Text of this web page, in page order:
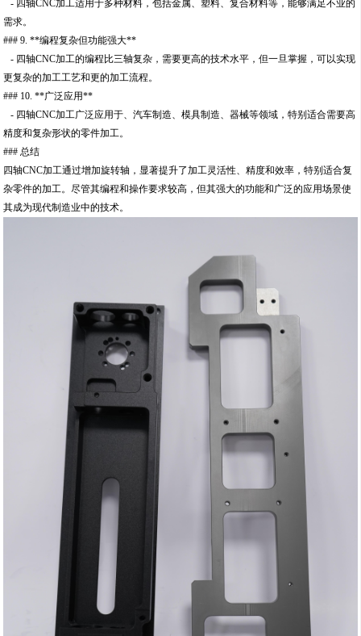
- 四轴CNC加工适用于多种材料，包括金属、塑料、复合材料等，能够满足不业的
需求。
### 9. **编程复杂但功能强大**
- 四轴CNC加工的编程比三轴复杂，需要更高的技术水平，但一旦掌握，可以实现
更复杂的加工工艺和更的加工流程。
### 10. **广泛应用**
- 四轴CNC加工广泛应用于、汽车制造、模具制造、器械等领域，特别适合需要高
精度和复杂形状的零件加工。
### 总结
四轴CNC加工通过增加旋转轴，显著提升了加工灵活性、精度和效率，特别适合复
杂零件的加工。尽管其编程和操作要求较高，但其强大的功能和广泛的应用场景使
其成为现代制造业中的技术。